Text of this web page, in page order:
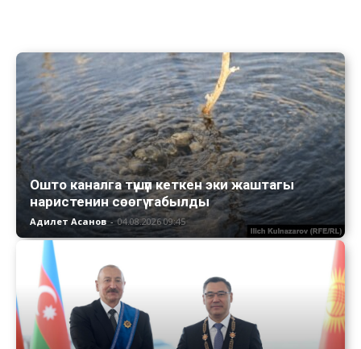
Ошто каналга түшүп кеткен эки жаштагы
наристенин сөөгү табылды
Адилет Асанов - 04.08.2026 09:45